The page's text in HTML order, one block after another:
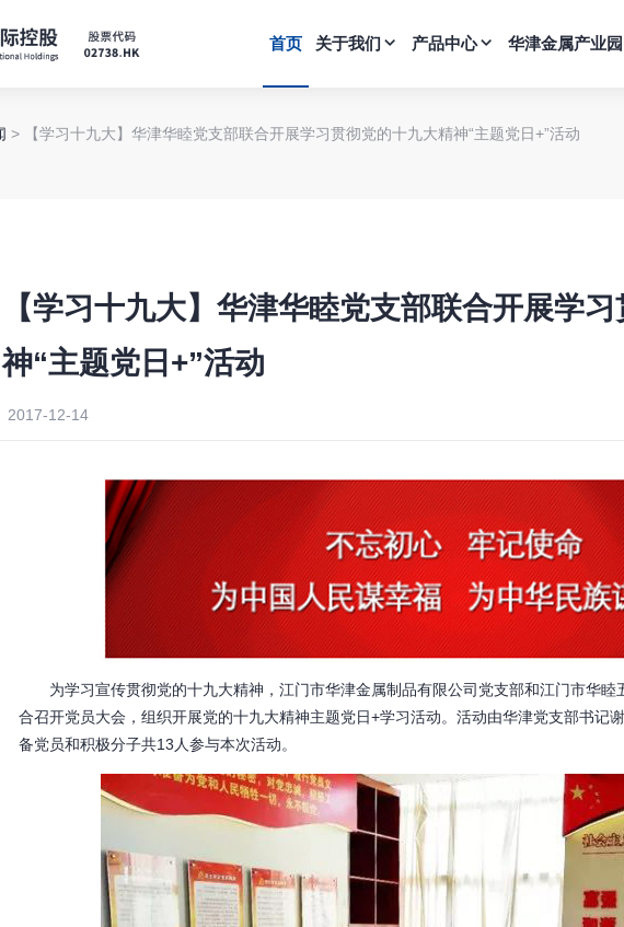
首页 关于我们 产品中心 华津金属产业园
> 【学习十九大】华津华睦党支部联合开展学习贯彻党的十九大精神“主题党日+”活动
【学习十九大】华津华睦党支部联合开展学
神“主题党日+”活动
2017-12-14
为学习宣传贯彻党的十九大精神，江门市华津金属制品有限公司党支部和江门市华睦
合召开党员大会，组织开展党的十九大精神主题党日+学习活动。活动由华津党支部书记
备党员和积极分子共13人参与本次活动。